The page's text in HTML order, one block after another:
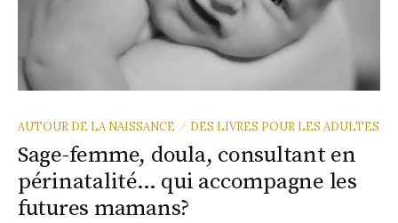
AUTOUR DE LA NAISSANCE / DES LIVRES POUR LES ADULTES
Sage-femme, doula, consultant en
périnatalité… qui accompagne les
futures mamans?